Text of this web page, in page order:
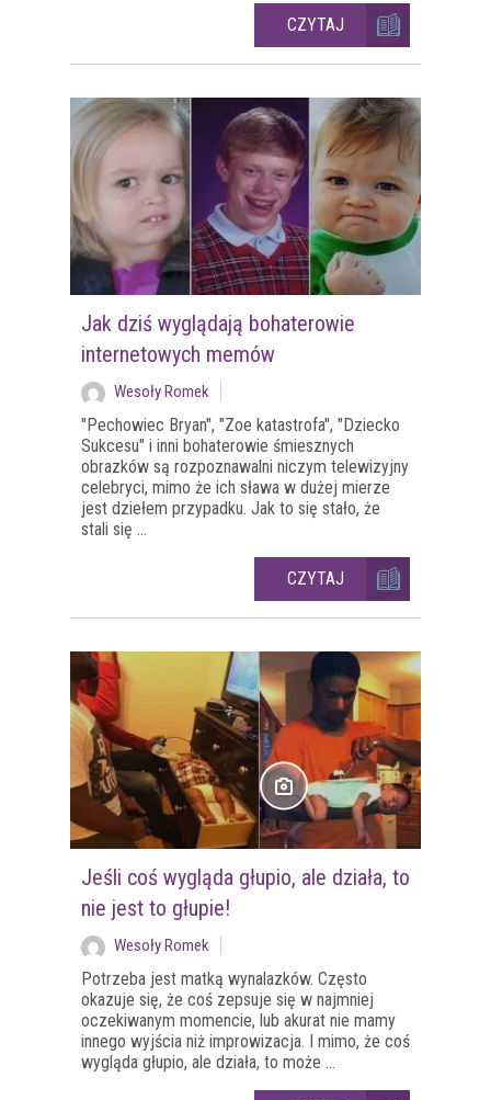
CZYTAJ
Jak dziś wyglądają bohaterowie
internetowych memów
Wesoły Romek
"Pechowiec Bryan", "Zoe katastrofa", "Dziecko
Sukcesu" i inni bohaterowie śmiesznych
obrazków są rozpoznawalni niczym telewizyjny
celebryci, mimo że ich sława w dużej mierze
jest dziełem przypadku. Jak to się stało, że
stali się ...
CZYTAJ
Jeśli coś wygląda głupio, ale działa, to
nie jest to głupie!
Wesoły Romek
Potrzeba jest matką wynalazków. Często
okazuje się, że coś zepsuje się w najmniej
oczekiwanym momencie, lub akurat nie mamy
innego wyjścia niż improwizacja. I mimo, że coś
wygląda głupio, ale działa, to może ...